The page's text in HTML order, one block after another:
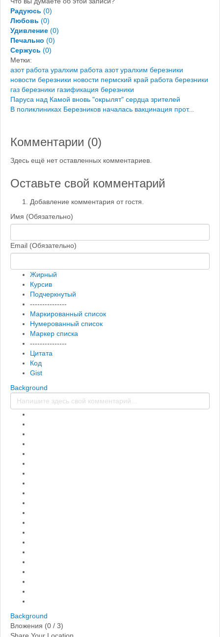
Радуюсь (0)
Любовь (0)
Удивление (0)
Печально (0)
Сержусь (0)
Метки:
азот работа уралхим работа азот уралхим березники
новости березники новости пермский край работа березники
газ березники газификация березники
Паруса над Камой вновь "окрылят" сердца зрителей
В поликлиниках Березников началась вакцинация прот...
Комментарии (0)
Здесь ещё нет оставленных комментариев.
Оставьте свой комментарий
Добавление комментария от гостя.
Имя (Обязательно)
Email (Обязательно)
Жирный
Курсив
Подчеркнутый
---------------
Маркированный список
Нумерованный список
Маркер списка
---------------
Цитата
Код
Gist
Background
Background
Вложения (0 / 3)